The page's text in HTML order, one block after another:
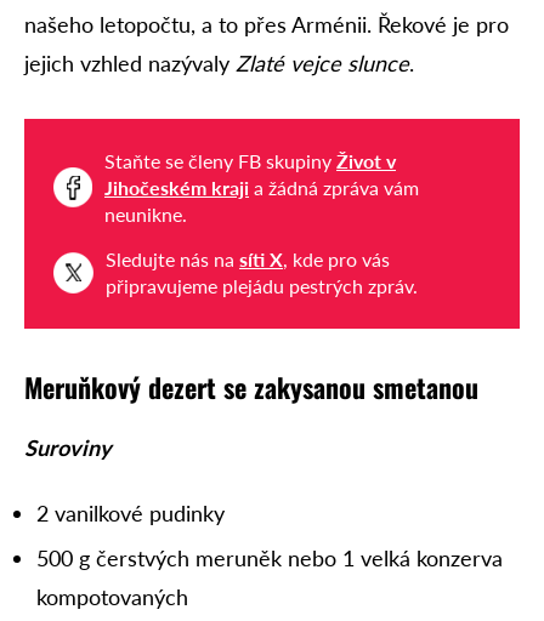
našeho letopočtu, a to přes Arménii. Řekové je pro
jejich vzhled nazývaly Zlaté vejce slunce.
Staňte se členy FB skupiny Život v
Jihočeském kraji a žádná zpráva vám
neunikne.
Sledujte nás na síti X, kde pro vás
připravujeme plejádu pestrých zpráv.
Meruňkový dezert se zakysanou smetanou
Suroviny
2 vanilkové pudinky
500 g čerstvých meruněk nebo 1 velká konzerva
kompotovaných